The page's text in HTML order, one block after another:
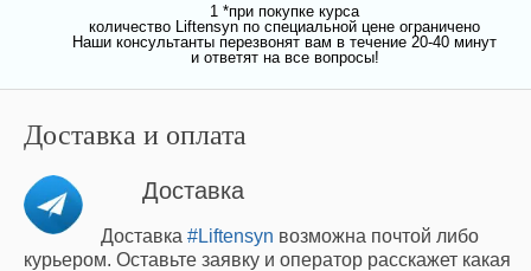
1 *при покупке курса
количество Liftensyn по специальной цене ограничено
Наши консультанты перезвонят вам в течение 20-40 минут
и ответят на все вопросы!
Доставка и оплата
Доставка
Доставка #Liftensyn возможна почтой либо
курьером. Оставьте заявку и оператор расскажет какая